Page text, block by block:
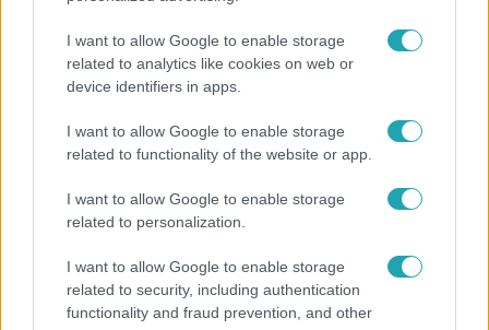
I want to allow Google to enable storage
related to analytics like cookies on web or
device identifiers in apps.
I want to allow Google to enable storage
related to functionality of the website or app.
I want to allow Google to enable storage
related to personalization.
I want to allow Google to enable storage
related to security, including authentication
functionality and fraud prevention, and other
vaddisznó elől, vadász lőtte ki az állatot